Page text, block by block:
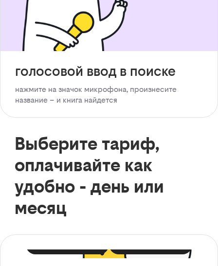
голосовой ввод в поиске
нажмите на значок микрофона, произнесите
название – и книга найдется
Выберите тариф,
оплачивайте как
удобно - день или
месяц